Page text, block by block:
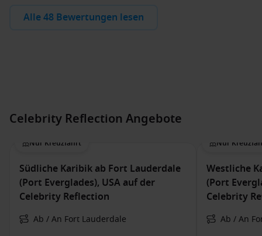
Alle 48 Bewertungen lesen
Celebrity Reflection Angebote
Nur Kreuzfahrt
Südliche Karibik ab Fort Lauderdale
(Port Everglades), USA auf der
Celebrity Reflection
Ab / An Fort Lauderdale
Nur
Westliche
(Port
Celebrity
Ab / An